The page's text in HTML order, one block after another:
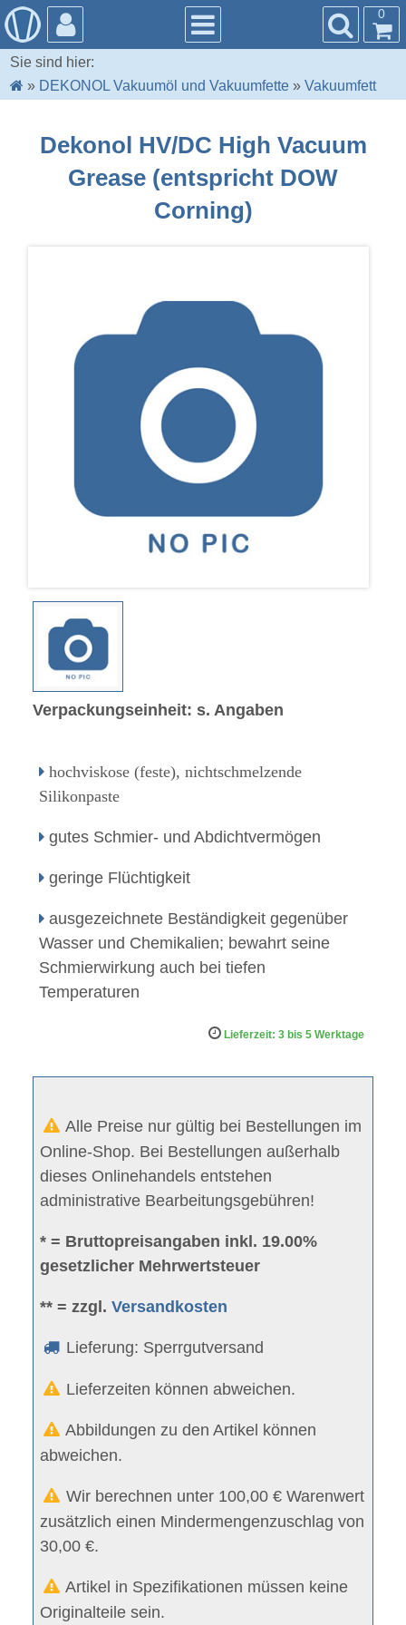
0
Sie sind hier:
» DEKONOL Vakuumöl und Vakuumfette »Vakuumfett
Dekonol HV/DC High Vacuum
Grease (entspricht DOW
Corning)
Verpackungseinheit: s. Angaben
hochviskose (feste), nichtschmelzende
Silikonpaste
gutes Schmier- und Abdichtvermögen
geringe Flüchtigkeit
ausgezeichnete Beständigkeit gegenüber
Wasser und Chemikalien; bewahrt seine
Schmierwirkung auch bei tiefen
Temperaturen
Lieferzeit: 3 bis 5 Werktage
Alle Preise nur gültig bei Bestellungen im
Online-Shop. Bei Bestellungen außerhalb
dieses Onlinehandels entstehen
administrative Bearbeitungsgebühren!
* = Bruttopreisangaben inkl. 19.00%
gesetzlicher Mehrwertsteuer
** = zzgl.Versandkosten
Lieferung: Sperrgutversand
Lieferzeiten können abweichen.
Abbildungen zu den Artikel können
abweichen.
Wir berechnen unter 100,00 € Warenwert
zusätzlich einen Mindermengenzuschlag von
30,00 €.
Artikel in Spezifikationen müssen keine
Originalteile sein.